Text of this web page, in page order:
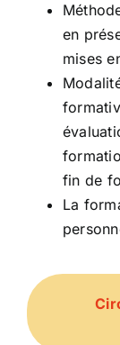
en
mises
fin de
La